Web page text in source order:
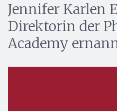
Jennifer Karlen
Direktorin der
Academy